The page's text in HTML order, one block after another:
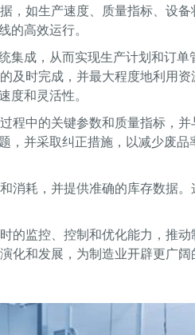
，如生产速度、质量指标、设
的高效运行。
集成，从而实现生产计划和订单
及时完成，并最大程度地利用
度和灵活性。
程中的关键参数和质量指标，并
，并采取纠正措施，以减少废品
消耗，并提供准确的库存数据
的监控、控制和优化能力，推
和发展，为制造业开辟更广阔